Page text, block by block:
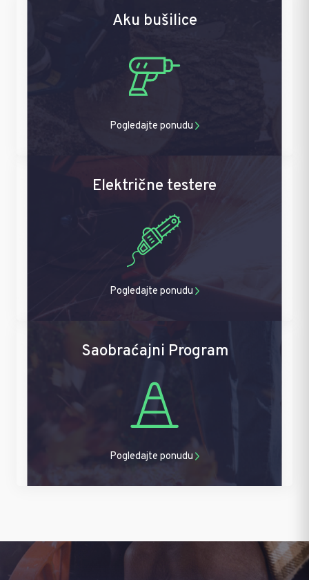
Aku bušilice
Pogledajte ponudu
Električne testere
Pogledajte ponudu
Saobraćajni Program
Pogledajte ponudu